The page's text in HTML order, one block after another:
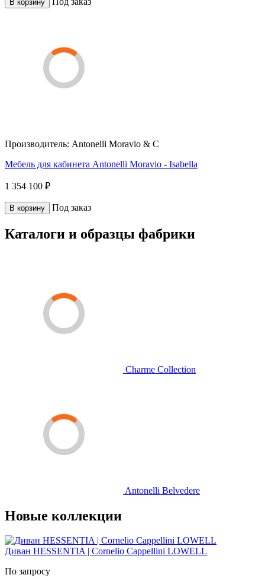
В корзину
Производитель: Antonelli Moravio & C
Мебель для кабинета Antonelli Moravio - Isabella
1 354 100 ₽
В корзину Под заказ
Каталоги и образцы фабрики
Charme Collection
Antonelli Belvedere
Новые коллекции
Диван HESSENTIA | Cornelio Cappellini LOWELL
По запросу